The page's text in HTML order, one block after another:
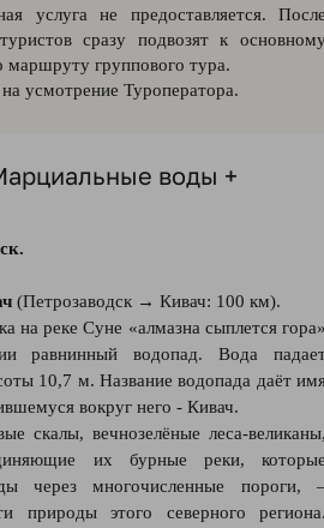
услуга не предоставляется.
сразу подвозят к
группового тура.
усмотрение Туроператора.
воды +
(Петрозаводск → Кивач: 100 км).
на реке Суне «алмазна сыплется
равнинный водопад. Вода
10,7 м. Название водопада даёт
вокруг него - Кивач.
скалы, вечнозелёные леса-
их бурные реки,
через многочисленные пороги,
природы этого северного